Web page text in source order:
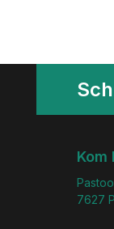
Kom
7627